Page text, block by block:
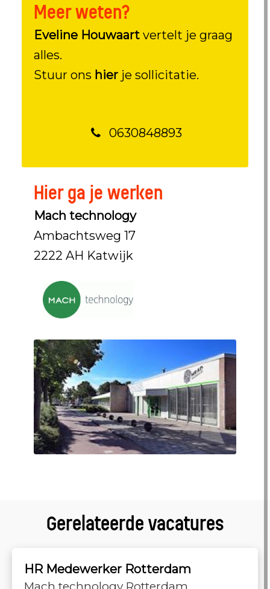
Meer weten?
Eveline Houwaartvertelt je graag
alles.
Stuur ons hier je sollicitatie.
0630848893
Hier ga je werken
Mach technology
Ambachtsweg 17
2222 AH Katwijk
Gerelateerde vacatures
HR Medewerker Rotterdam